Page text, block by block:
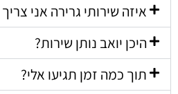
איזה שירותי גרירה אני
היכן יואב נותן שירות?
תוך כמה זמן תגיעו אלי?